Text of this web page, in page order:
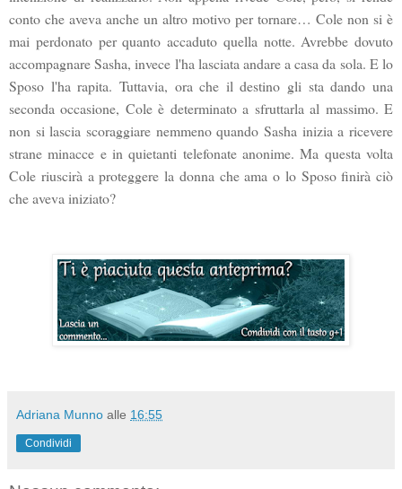
conto che aveva anche un altro motivo per tornare… Cole non si è
mai perdonato per quanto accaduto quella notte. Avrebbe dovuto
accompagnare Sasha, invece l'ha lasciata andare a casa da sola. E lo
Sposo l'ha rapita. Tuttavia, ora che il destino gli sta dando una
seconda occasione, Cole è determinato a sfruttarla al massimo. E
non si lascia scoraggiare nemmeno quando Sasha inizia a ricevere
strane minacce e in quietanti telefonate anonime. Ma questa volta
Cole riuscirà a proteggere la donna che ama o lo Sposo finirà ciò
che aveva iniziato?
Adriana Munno alle 16:55
Condividi